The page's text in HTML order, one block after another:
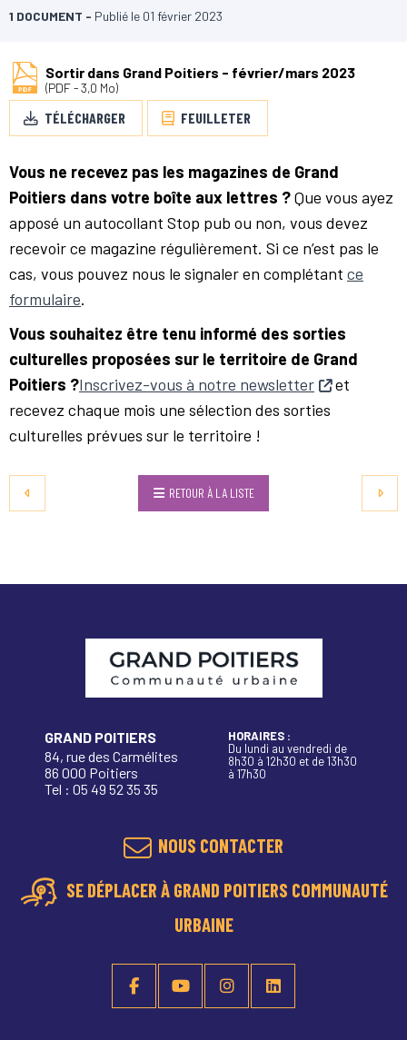
1 DOCUMENT Publié le 01 février 2023
Sortir dans Grand Poitiers - février/mars 2023
(PDF - 3,0 Mo)
TÉLÉCHARGER FEUILLETER
Vous ne recevez pas les magazines de Grand
Poitiers dans votre boîte aux lettres ?Que vous ayez
apposé un autocollant Stop pub ou non, vous devez
recevoir ce magazine régulièrement. Si ce n’est pas le
cas, vous pouvez nous le signaler en complétant ce
formulaire.
Vous souhaitez être tenu informé des sorties
culturelles proposées sur le territoire de Grand
Poitiers ?Inscrivez-vous à notre newsletter
et
recevez chaque mois une sélection des sorties
culturelles prévues sur le territoire !
RETOUR À LA LISTE
GRAND POITIERS
84, rue des Carmélites
86 000 Poitiers
Tel : 05 49 52 35 35
HORAIRES :
Du lundi au vendredi de
8h30 à 12h30 et de 13h30
à 17h30
NOUS CONTACTER
SE DÉPLACER À GRAND POITIERS COMMUNAUTÉ
URBAINE